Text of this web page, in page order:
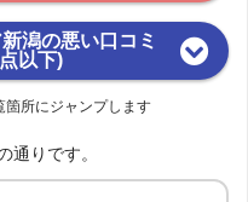
潟の悪い口コミ
以下)
所にジャンプします
通りです。